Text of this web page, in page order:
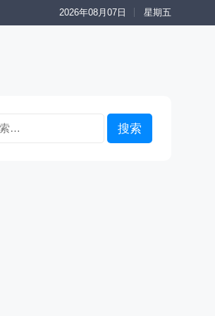
2026年08月07日 星期五